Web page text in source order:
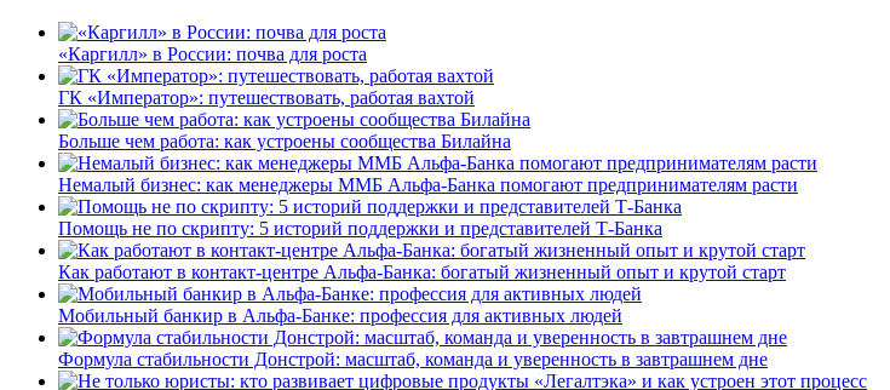
«Каргилл» в России: почва для роста
ГК «Император»: путешествовать, работая вахтой
Больше чем работа: как устроены сообщества Билайна
Немалый бизнес: как менеджеры ММБ Альфа-Банка помогают предпринимателям расти
Помощь не по скрипту: 5 историй поддержки и представителей Т-Банка
Как работают в контакт-центре Альфа-Банка: богатый жизненный опыт и крутой старт
Мобильный банкир в Альфа-Банке: профессия для активных людей
Формула стабильности Донстрой: масштаб, команда и уверенность в завтрашнем дне